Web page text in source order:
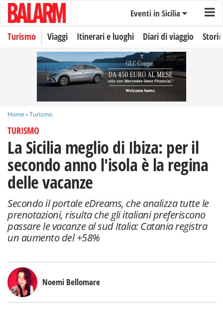
Eventi in Sicilia
Turismo Viaggi Itinerari e luoghi Diari di viaggio Storie
Home › Turismo
TURISMO
La Sicilia meglio di Ibiza: per il
secondo anno l'isola è la regina
delle vacanze
Secondo il portale eDreams, che analizza tutte le
prenotazioni, risulta che gli italiani preferiscono
passare le vacanze al sud Italia: Catania registra
un aumento del +58%
Noemi Bellomare